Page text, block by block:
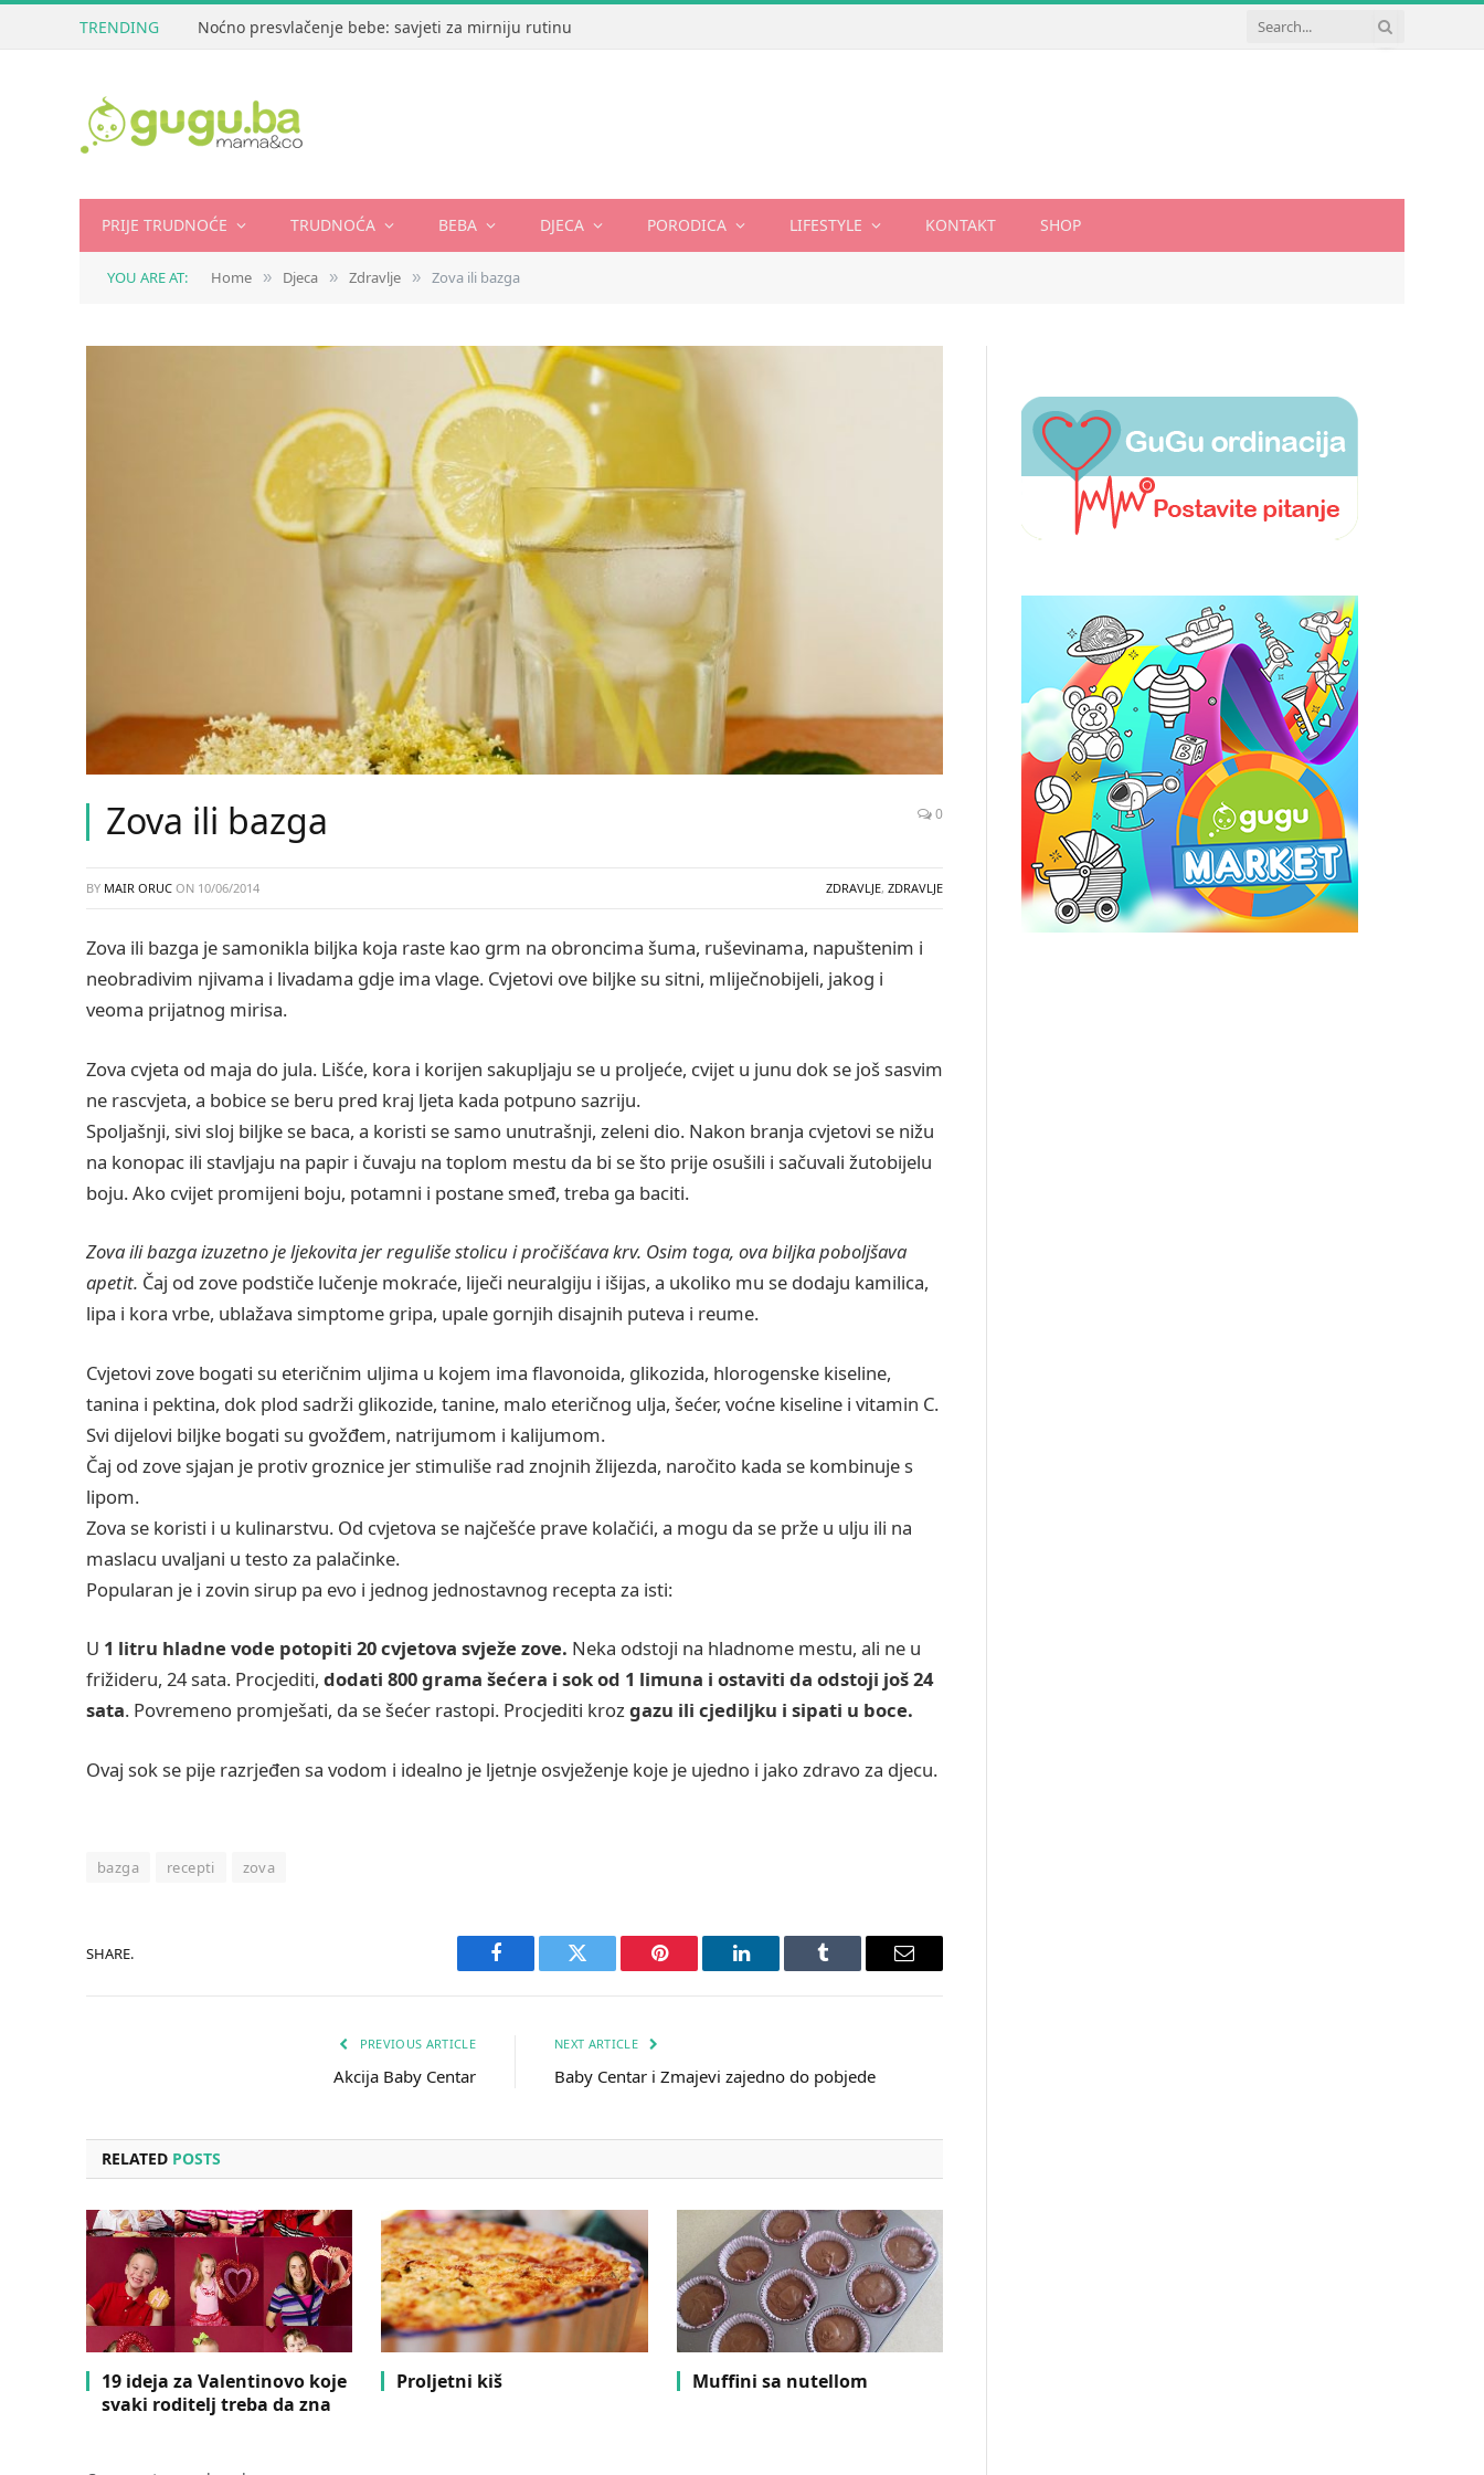
TRENDING Noćno presvlačenje bebe: savjeti za mirniju rutinu
PRIJE TRUDNOĆE TRUDNOĆA BEBA DJECA PORODICA LIFESTYLE KONTAKT SHOP
YOU ARE AT: Home » Djeca » Zdravlje » Zova ili bazga
Zova ili bazga 0
BY MAIR ORUC ON 10/06/2014 ZDRAVLJE, ZDRAVLJE
Zova ili bazga je samonikla biljka koja raste kao grm na obroncima šuma, ruševinama, napuštenim i
neobradivim njivama i livadama gdje ima vlage. Cvjetovi ove biljke su sitni, mliječnobijeli, jakog i
veoma prijatnog mirisa.
Zova cvjeta od maja do jula. Lišće, kora i korijen sakupljaju se u proljeće, cvijet u junu dok se još sasvim
ne rascvjeta, a bobice se beru pred kraj ljeta kada potpuno sazriju.
Spoljašnji, sivi sloj biljke se baca, a koristi se samo unutrašnji, zeleni dio. Nakon branja cvjetovi se nižu
na konopac ili stavljaju na papir i čuvaju na toplom mestu da bi se što prije osušili i sačuvali žutobijelu
boju. Ako cvijet promijeni boju, potamni i postane smeđ, treba ga baciti.
Zova ili bazga izuzetno je ljekovita jer reguliše stolicu i pročišćava krv. Osim toga, ova biljka poboljšava
apetit. Čaj od zove podstiče lučenje mokraće, liječi neuralgiju i išijas, a ukoliko mu se dodaju kamilica,
lipa i kora vrbe, ublažava simptome gripa, upale gornjih disajnih puteva i reume.
Cvjetovi zove bogati su eteričnim uljima u kojem ima flavonoida, glikozida, hlorogenske kiseline,
tanina i pektina, dok plod sadrži glikozide, tanine, malo eteričnog ulja, šećer, voćne kiseline i vitamin C.
Svi dijelovi biljke bogati su gvožđem, natrijumom i kalijumom.
Čaj od zove sjajan je protiv groznice jer stimuliše rad znojnih žlijezda, naročito kada se kombinuje s
lipom.
Zova se koristi i u kulinarstvu. Od cvjetova se najčešće prave kolačići, a mogu da se prže u ulju ili na
maslacu uvaljani u testo za palačinke.
Popularan je i zovin sirup pa evo i jednog jednostavnog recepta za isti:
U 1 litru hladne vode potopiti 20 cvjetova svježe zove. Neka odstoji na hladnome mestu, ali ne u
frižideru, 24 sata. Procjediti, dodati 800 grama šećera i sok od 1 limuna i ostaviti da odstoji još 24
sata. Povremeno promješati, da se šećer rastopi. Procjediti krozgazu ili cjediljku i sipati u boce.
Ovaj sok se pije razrjeđen sa vodom i idealno je ljetnje osvježenje koje je ujedno i jako zdravo za djecu.
bazga recepti zova
SHARE.
Facebook Twitter Pinterest LinkedIn Tumblr Email
PREVIOUS ARTICLE
Akcija Baby Centar
NEXT ARTICLE
Baby Centar i Zmajevi zajedno do pobjede
RELATED POSTS
19 ideja za Valentinovo koje
svaki roditelj treba da zna
Proljetni kiš Muffini sa nutellom